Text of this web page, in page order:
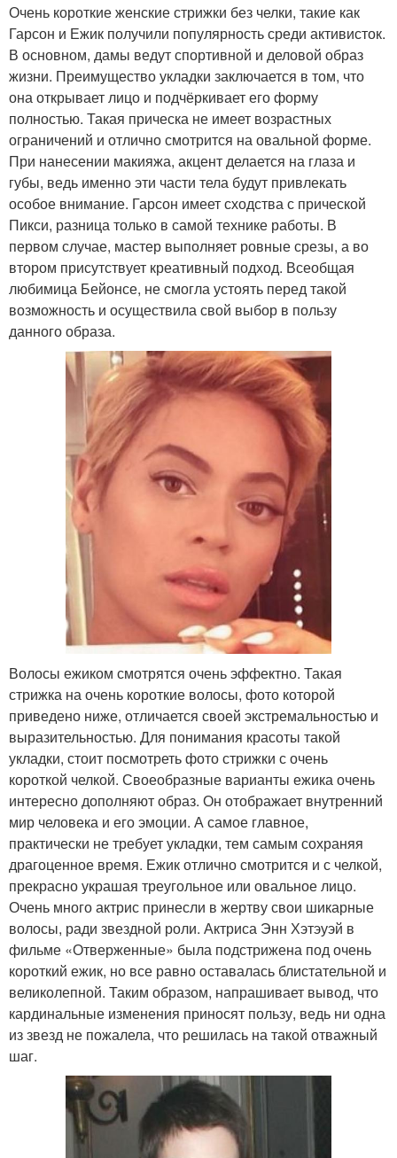
Очень короткие женские стрижки без челки, такие как
Гарсон и Ежик получили популярность среди активисток.
В основном, дамы ведут спортивной и деловой образ
жизни. Преимущество укладки заключается в том, что
она открывает лицо и подчёркивает его форму
полностью. Такая прическа не имеет возрастных
ограничений и отлично смотрится на овальной форме.
При нанесении макияжа, акцент делается на глаза и
губы, ведь именно эти части тела будут привлекать
особое внимание. Гарсон имеет сходства с прической
Пикси, разница только в самой технике работы. В
первом случае, мастер выполняет ровные срезы, а во
втором присутствует креативный подход. Всеобщая
любимица Бейонсе, не смогла устоять перед такой
возможность и осуществила свой выбор в пользу
данного образа.
Волосы ежиком смотрятся очень эффектно. Такая
стрижка на очень короткие волосы, фото которой
приведено ниже, отличается своей экстремальностью и
выразительностью. Для понимания красоты такой
укладки, стоит посмотреть фото стрижки с очень
короткой челкой. Своеобразные варианты ежика очень
интересно дополняют образ. Он отображает внутренний
мир человека и его эмоции. А самое главное,
практически не требует укладки, тем самым сохраняя
драгоценное время. Ежик отлично смотрится и с челкой,
прекрасно украшая треугольное или овальное лицо.
Очень много актрис принесли в жертву свои шикарные
волосы, ради звездной роли. Актриса Энн Хэтэуэй в
фильме «Отверженные» была подстрижена под очень
короткий ежик, но все равно оставалась блистательной и
великолепной. Таким образом, напрашивает вывод, что
кардинальные изменения приносят пользу, ведь ни одна
из звезд не пожалела, что решилась на такой отважный
шаг.